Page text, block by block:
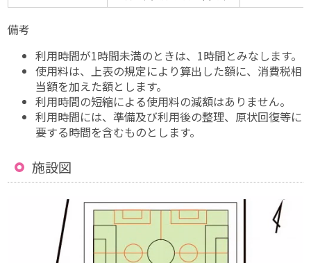
備考
利用時間が1時間未満のときは、1時間とみなします。
使用料は、上表の規定により算出した額に、消費税相
当額を加えた額とします。
利用時間の短縮による使用料の減額はありません。
利用時間には、準備及び利用後の整理、原状回復等に
要する時間を含むものとします。
施設図